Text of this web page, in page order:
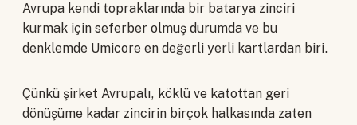
Avrupa kendi topraklarında bir batarya zinciri
kurmak için seferber olmuş durumda ve bu
denklemde Umicore en değerli yerli kartlardan biri.
Çünkü şirket Avrupalı, köklü ve katottan geri
dönüşüme kadar zincirin birçok halkasında zaten